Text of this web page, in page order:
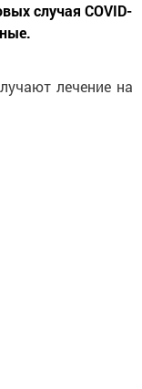
случая COVID-
лечение на